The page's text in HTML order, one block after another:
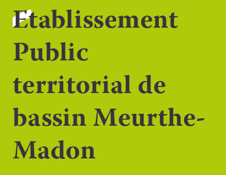
Etablissement
Public
territorial de
bassin Meurthe-
Madon